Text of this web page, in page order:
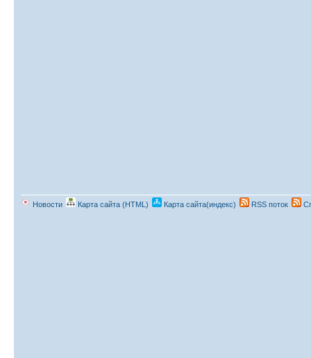
Новости Карта сайта (HTML) Карта сайта(индекс) RSS поток